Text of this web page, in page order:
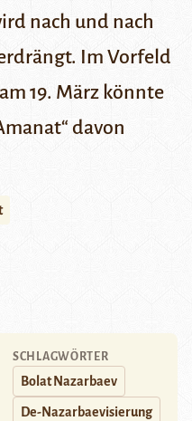
nach und nach
Im Vorfeld
19. März könnte
davon
SCHLAGWÖRTER
Bolat Nazarbaev
De-Nazarbaevisierung